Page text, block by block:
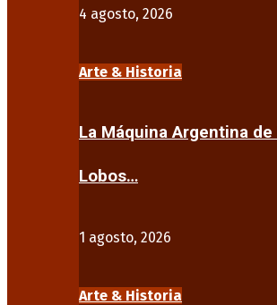
4 agosto, 2026
Arte & Historia
La Máquina Argentina de
Lobos…
1 agosto, 2026
Arte & Historia